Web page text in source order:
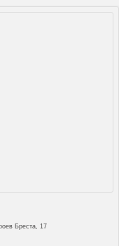
Бреста, 17